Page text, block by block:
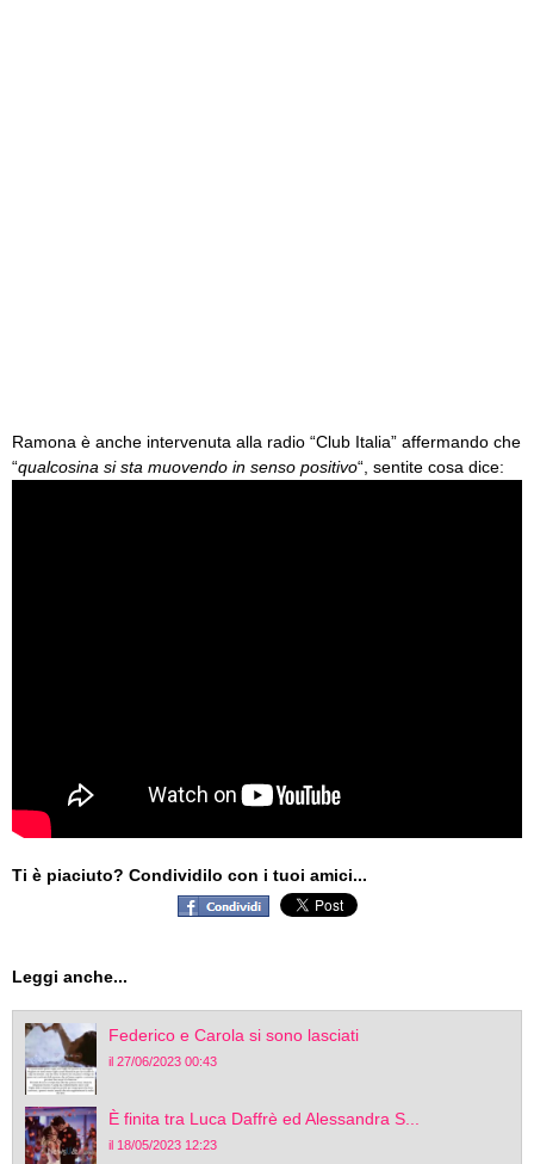
Ramona è anche intervenuta alla radio “Club Italia” affermando che
“qualcosina si sta muovendo in senso positivo“, sentite cosa dice:
Ti è piaciuto? Condividilo con i tuoi amici...
Leggi anche...
Federico e Carola si sono lasciati
il 27/06/2023 00:43
È finita tra Luca Daffrè ed Alessandra S...
il 18/05/2023 12:23